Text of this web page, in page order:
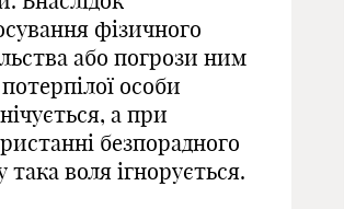
фізичного
або погрози ним
особи
а при
безпорадного
така воля ігнорується.